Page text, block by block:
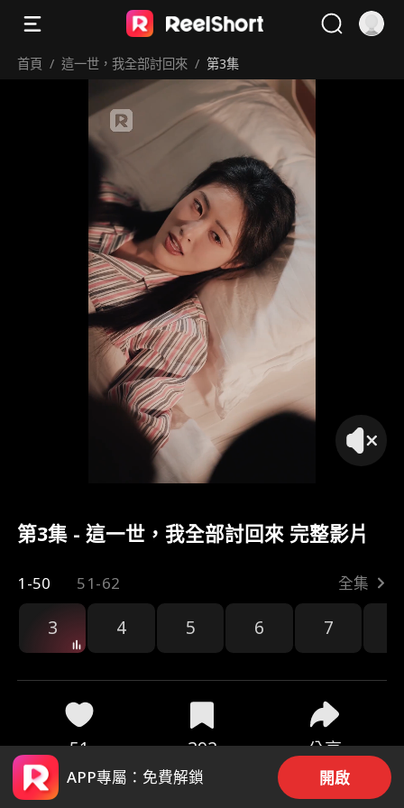
首頁 / 這一世，我全部討回來 / 第3集
第3集 - 這一世，我全部討回來 完整影片
1-50 51-62 全集
3 4 5 6 7
51 392 分享
APP專屬：免費解鎖 開啟